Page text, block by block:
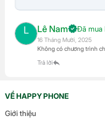
L Lê Nam Đã mua
16 Tháng Mười, 2025
Không có chương trình
Trả lời
VỀ HAPPY PHONE
Giới thiệu